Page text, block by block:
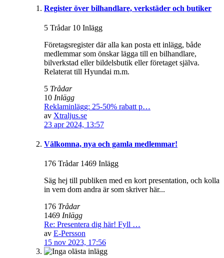
Register över bilhandlare, verkstäder och butiker
5 Trådar 10 Inlägg
Företagsregister där alla kan posta ett inlägg, både
medlemmar som önskar lägga till en bilhandlare,
bilverkstad eller bildelsbutik eller företaget själva.
Relaterat till Hyundai m.m.
5 Trådar
10 Inlägg
Reklaminlägg: 25-50% rabatt p…
av Xtraljus.se
23 apr 2024, 13:57
Välkomna, nya och gamla medlemmar!
176 Trådar 1469 Inlägg
Säg hej till publiken med en kort presentation, och kolla
in vem dom andra är som skriver här...
176 Trådar
1469 Inlägg
Re: Presentera dig här! Fyll …
av E-Persson
15 nov 2023, 17:56